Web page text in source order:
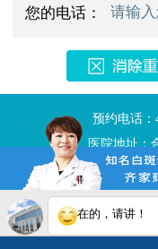
您的电话：
预约电话：
医院地址：
Copyright © 2025合
注：本网站信息
在的，请讲！
白斑在线问医